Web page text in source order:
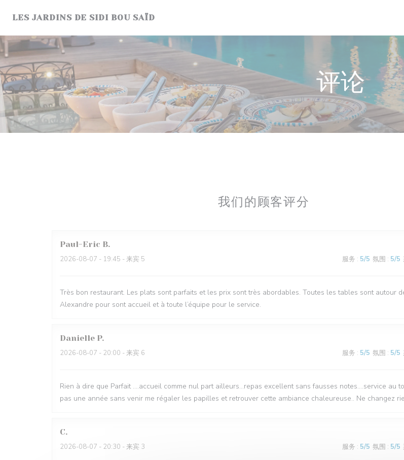
LES JARDINS DE SIDI BOU SAÏD
评论
我们的顾客评分
Paul-Eric B
2026-08-07 - 19:45 - 来宾 5 服务 : 5/5 氛围 : 5/5
Très bon restaurant. Les plats sont parfaits et les prix sont très abordables. Toutes les tables sont autour
Alexandre pour sont accueil et à toute l’équipe pour le service.
Danielle P
2026-08-07 - 20:00 - 来宾 6 服务 : 5/5 氛围 : 5/5
Rien à dire que Parfait ....accueil comme nul part ailleurs...repas excellent sans fausses notes....service au
pas une année sans venir me régaler les papilles et retrouver cette ambiance chaleureuse.. Ne changez
C
2026-08-07 - 20:30 - 来宾 3 服务 : 5/5 氛围 : 5/5